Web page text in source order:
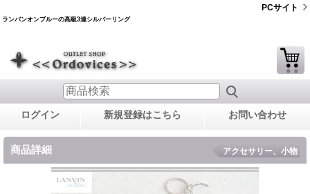
ランバンオンブルーの高級3連シルバーリング
PCサイト
ログイン 新規登録はこちら お問い合わせ
商品詳細 アクセサリー、小物